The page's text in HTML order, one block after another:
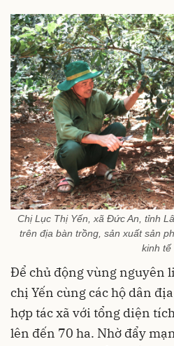
Chị Lục Thị Yến, xã Đức An, tỉnh
trên địa bàn trồng, sản xuất sản
kinh tế
Để chủ động vùng nguyên
chị Yến cùng các hộ dân
hợp tác xã với tổng diện
lên đến 70 ha. Nhờ đẩy